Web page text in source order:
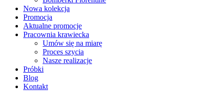
Nowa kolekcja
Promocja
Aktualne promocje
Pracownia krawiecka
Umów się na miarę
Proces szycia
Nasze realizacje
Próbki
Blog
Kontakt